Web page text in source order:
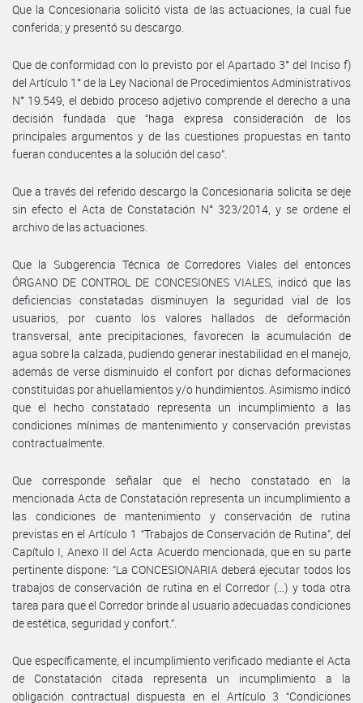
Que la Concesionaria solicitó vista de las actuaciones, la cual fue
conferida; y presentó su descargo.
Que de conformidad con lo previsto por el Apartado 3° del Inciso f)
del Artículo 1° de la Ley Nacional de Procedimientos Administrativos
N° 19.549, el debido proceso adjetivo comprende el derecho a una
decisión fundada que “haga expresa consideración de los
principales argumentos y de las cuestiones propuestas en tanto
fueran conducentes a la solución del caso”.
Que a través del referido descargo la Concesionaria solicita se deje
sin efecto el Acta de Constatación N° 323/2014, y se ordene el
archivo de las actuaciones.
Que la Subgerencia Técnica de Corredores Viales del entonces
ÓRGANO DE CONTROL DE CONCESIONES VIALES, indicó que las
deficiencias constatadas disminuyen la seguridad vial de los
usuarios, por cuanto los valores hallados de deformación
transversal, ante precipitaciones, favorecen la acumulación de
agua sobre la calzada, pudiendo generar inestabilidad en el manejo,
además de verse disminuido el confort por dichas deformaciones
constituidas por ahuellamientos y/o hundimientos. Asimismo indicó
que el hecho constatado representa un incumplimiento a las
condiciones mínimas de mantenimiento y conservación previstas
contractualmente.
Que corresponde señalar que el hecho constatado en la
mencionada Acta de Constatación representa un incumplimiento a
las condiciones de mantenimiento y conservación de rutina
previstas en el Artículo 1 “Trabajos de Conservación de Rutina”, del
Capítulo I, Anexo II del Acta Acuerdo mencionada, que en su parte
pertinente dispone: “La CONCESIONARIA deberá ejecutar todos los
trabajos de conservación de rutina en el Corredor (…) y toda otra
tarea para que el Corredor brinde al usuario adecuadas condiciones
de estética, seguridad y confort.”.
Que específicamente, el incumplimiento verificado mediante el Acta
de Constatación citada representa un incumplimiento a la
obligación contractual dispuesta en el Artículo 3 “Condiciones